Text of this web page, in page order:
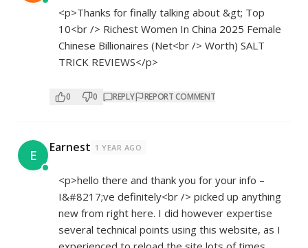
<p>Thanks for finally talking about &gt; Top
10<br /> Richest Women In China 2025 Female
Chinese Billionaires (Net<br /> Worth) SALT
TRICK REVIEWS</p>
0 0 REPLY REPORT COMMENT
E Earnest 1 YEAR AGO
<p>hello there and thank you for your info –
I&#8217;ve definitely<br /> picked up anything
new from right here. I did however expertise
several technical points using this website, as I